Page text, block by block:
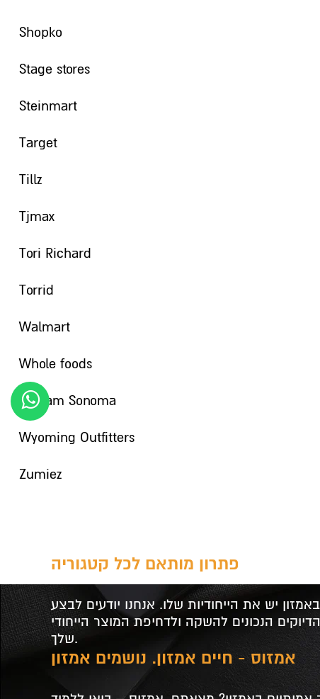
Shopko
Stage stores
Steinmart
Target
Tillz
Tjmax
Tori Richard
Torrid
Walmart
Whole foods
William Sonoma
Wyoming Outfitters
Zumiez
פתרון מותאם לכל קטגוריה
יש את הייחודיות שלו. אנחנו יודעים לבצע
הנכונים להשקה ולדחיפת המוצר הייחודי
שלך.
אמזוס - חיים אמזון. נושמים אמזון